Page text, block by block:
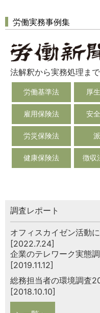
労働実務事例集
法解釈から実務処理ま
労働基準法 厚
雇用保険法 安
労災保険法
健康保険法 徴
調査レポート
オフィスカイゼン活動
[2022.7.24]
企業のテレワーク実態
[2019.11.12]
総務担当者の環境調査
[2018.10.10]